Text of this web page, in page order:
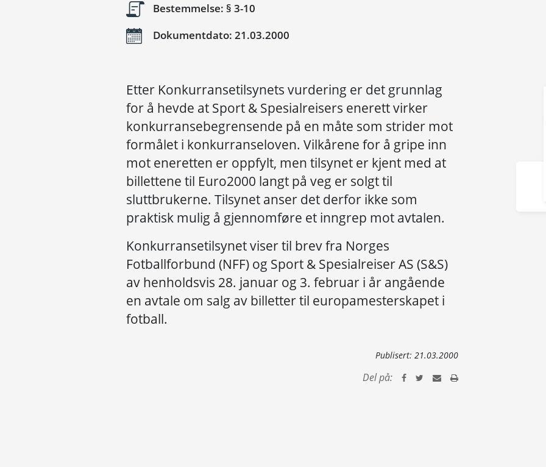
Bestemmelse: § 3-10
Dokumentdato: 21.03.2000
Etter Konkurransetilsynets vurdering er det grunnlag
for å hevde at Sport & Spesialreisers enerett virker
konkurransebegrensende på en måte som strider mot
formålet i konkurranseloven. Vilkårene for å gripe inn
mot eneretten er oppfylt, men tilsynet er kjent med at
billettene til Euro2000 langt på veg er solgt til
sluttbrukerne. Tilsynet anser det derfor ikke som
praktisk mulig å gjennomføre et inngrep mot avtalen.
Konkurransetilsynet viser til brev fra Norges
Fotballforbund (NFF) og Sport & Spesialreiser AS (S&S)
av henholdsvis 28. januar og 3. februar i år angående
en avtale om salg av billetter til europamesterskapet i
fotball.
Publisert: 21.03.2000
Del på: